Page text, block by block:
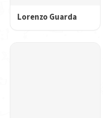
Lorenzo Guarda